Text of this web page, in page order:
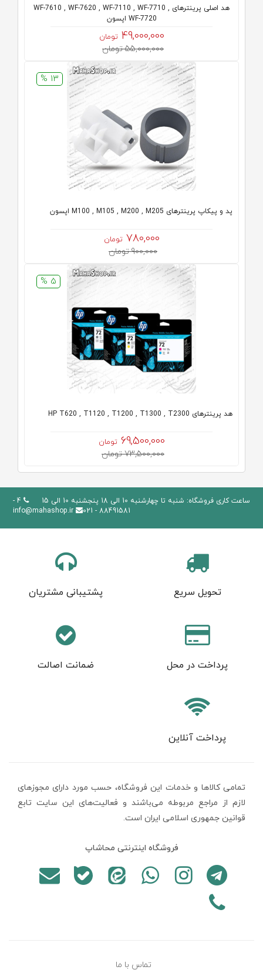
هد اصلی پرینترهای WF-7610 , WF-7620 , WF-7110 , WF-7710 ,
WF-7720 اپسون
49,000,000 تومان
55,000,000 تومان
13 %
پد و پیکاپ پرینترهای M100 , M105 , M200 , M205 اپسون
780,000 تومان
900,000 تومان
5 %
هد پرینترهای HP T620 , T1120 , T1200 , T1300 , T2300
69,500,000 تومان
73,500,000 تومان
ساعت کاری فروشگاه: شنبه تا چهارشنبه 10 الی 18 پنجشنبه 10 الی 15
4 -
88491581 - 021
info@mahashop.ir
تحویل سریع پشتیبانی مشتریان
پرداخت در محل ضمانت اصالت
پرداخت آنلاین
تمامی كالاها و خدمات اين فروشگاه، حسب مورد دارای مجوزهای
لازم از مراجع مربوطه می‌باشند و فعاليت‌های اين سايت تابع
قوانين جمهوری اسلامی ایران است.
فروشگاه اینترنتی محاشاپ
تماس با ما